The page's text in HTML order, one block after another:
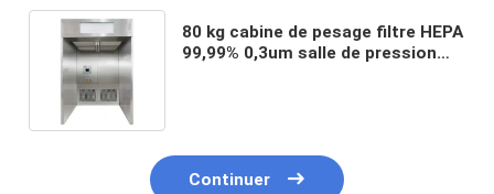
80 kg cabine de pesage filtre HEPA
99,99% 0,3um salle de pression
Continuer